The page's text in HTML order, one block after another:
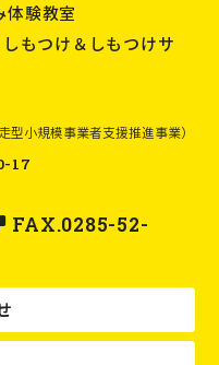
体験教室
もつけ＆しもつけサ
走型小規模事業者支援推進事業）
17
FAX.0285-52-